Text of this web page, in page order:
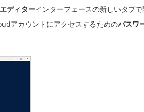
ディターインターフェースの新しいタブで
アカウントにアクセスするためのパスワ